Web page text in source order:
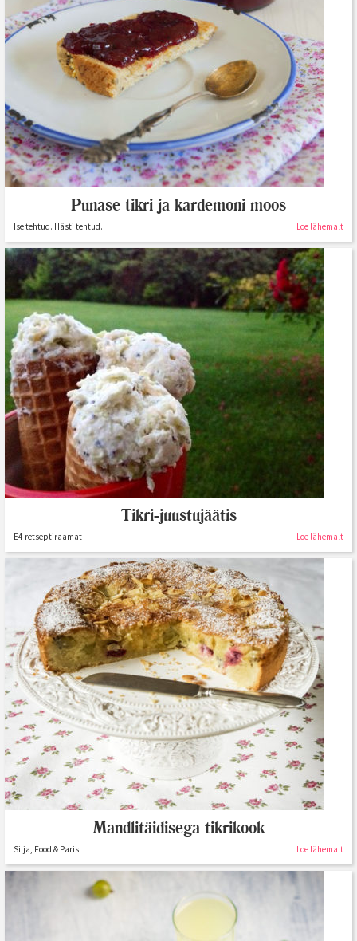
Punase tikri ja kardemoni moos
Ise tehtud. Hästi tehtud. Loe lähemalt
Tikri-juustujäätis
E4 retseptiraamat Loe lähemalt
Mandlitäidisega tikrikook
Silja, Food & Paris Loe lähemalt